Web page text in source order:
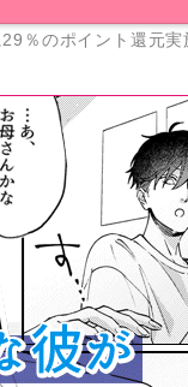
％のポイント還元実